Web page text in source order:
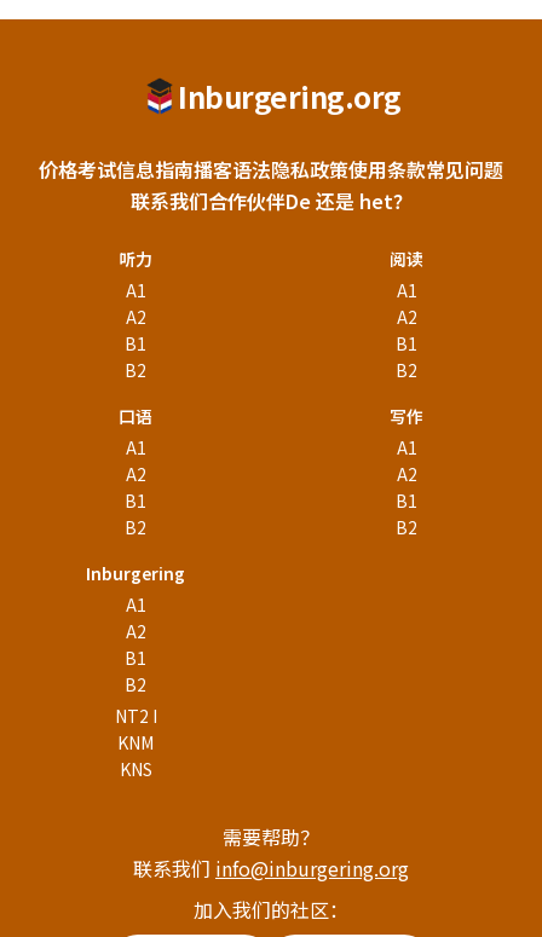
Inburgering.org
价格考试信息指南播客语法隐私政策使用条款常见问题
联系我们合作伙伴De 还是 het？
听力
A1
A2
B1
B2
阅读
A1
A2
B1
B2
口语
A1
A2
B1
B2
写作
A1
A2
B1
B2
Inburgering
A1
A2
B1
B2
NT2 I
KNM
KNS
需要帮助？
联系我们 info@inburgering.org
加入我们的社区：